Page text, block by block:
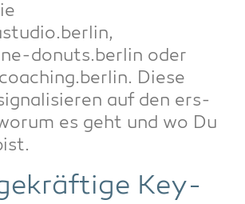
donuts.berlin oder
Die­se
auf den ers­
es geht und wo Du
Key­